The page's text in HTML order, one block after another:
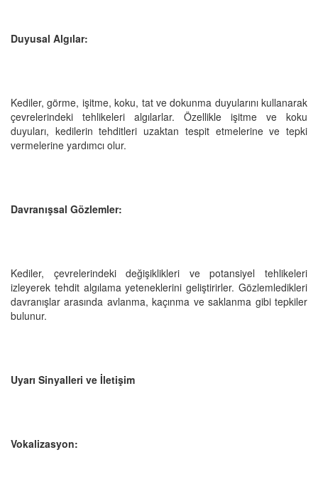
Duyusal Algılar:
Kediler, görme, işitme, koku, tat ve dokunma duyularını kullanarak
çevrelerindeki tehlikeleri algılarlar. Özellikle işitme ve koku
duyuları, kedilerin tehditleri uzaktan tespit etmelerine ve tepki
vermelerine yardımcı olur.
Davranışsal Gözlemler:
Kediler, çevrelerindeki değişiklikleri ve potansiyel tehlikeleri
izleyerek tehdit algılama yeteneklerini geliştirirler. Gözlemledikleri
davranışlar arasında avlanma, kaçınma ve saklanma gibi tepkiler
bulunur.
Uyarı Sinyalleri ve İletişim
Vokalizasyon: